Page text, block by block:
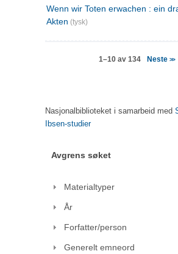
Wenn wir Toten erwachen : ein
Akten (tysk)
1–10 av 134 Neste >>
Nasjonalbiblioteket i samarbeid med
Ibsen-studier
Avgrens søket
Materialtyper
År
Forfatter/person
Generelt emneord